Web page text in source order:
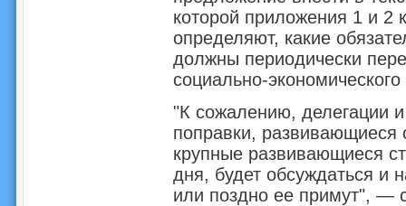
которой приложения 1 и 2
определяют, какие
должны периодически
социально-
"К сожалению, делегации
поправки, развивающиеся
крупные развивающиеся
дня, будет обсуждаться и
или поздно ее примут", —